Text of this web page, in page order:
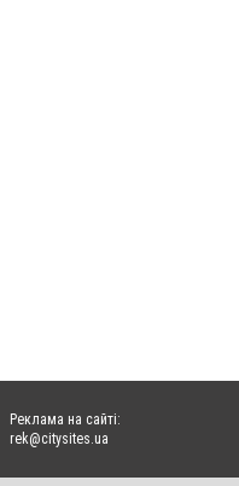
Реклама на сайті:
rek@citysites.ua